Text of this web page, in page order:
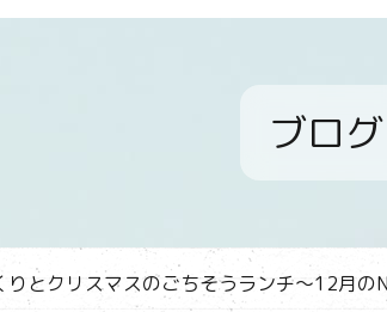
ブログ
とクリスマスのごちそうランチ～12月の